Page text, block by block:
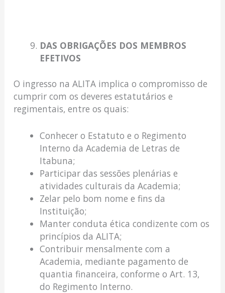
DAS OBRIGAÇÕES DOS MEMBROS
EFETIVOS
O ingresso na ALITA implica o compromisso de
cumprir com os deveres estatutários e
regimentais, entre os quais:
Conhecer o Estatuto e o Regimento
Interno da Academia de Letras de
Itabuna;
Participar das sessões plenárias e
atividades culturais da Academia;
Zelar pelo bom nome e fins da
Instituição;
Manter conduta ética condizente com os
princípios da ALITA;
Contribuir mensalmente com a
Academia, mediante pagamento de
quantia financeira, conforme o Art. 13,
do Regimento Interno.